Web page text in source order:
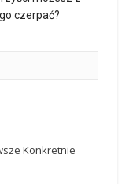
czerpać?
Konkretnie